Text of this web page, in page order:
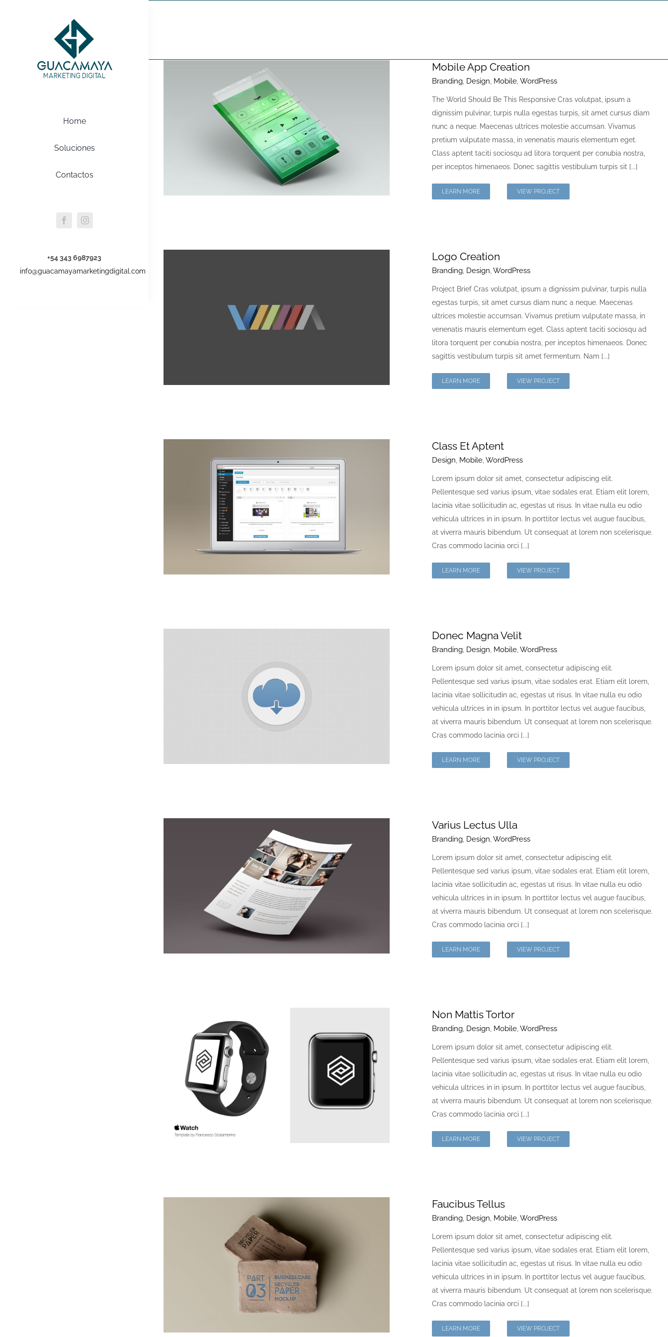
Home
Soluciones
Contactos
+54 343 6987923
info@guacamayamarketingdigital.com
Mobile App Creation
Branding, Design, Mobile,WordPress
The World Should Be This Responsive Cras volutpat, ipsum a
dignissim pulvinar, turpis nulla egestas turpis, sit amet cursus diam
nunc a neque. Maecenas ultrices molestie accumsan. Vivamus
pretium vulputate massa, in venenatis mauris elementum eget.
Class aptent taciti sociosqu ad litora torquent per conubia nostra,
per inceptos himenaeos. Donec sagittis vestibulum turpis sit [...]
LEARN MORE VIEW PROJECT
Logo Creation
Branding, Design,WordPress
Project Brief Cras volutpat, ipsum a dignissim pulvinar, turpis nulla
egestas turpis, sit amet cursus diam nunc a neque. Maecenas
ultrices molestie accumsan. Vivamus pretium vulputate massa, in
venenatis mauris elementum eget. Class aptent taciti sociosqu ad
litora torquent per conubia nostra, per inceptos himenaeos. Donec
sagittis vestibulum turpis sit amet fermentum. Nam [...]
LEARN MORE VIEW PROJECT
Class Et Aptent
Design, Mobile,WordPress
Lorem ipsum dolor sit amet, consectetur adipiscing elit.
Pellentesque sed varius ipsum, vitae sodales erat. Etiam elit lorem,
lacinia vitae sollicitudin ac, egestas ut risus. In vitae nulla eu odio
vehicula ultrices in in ipsum. In porttitor lectus vel augue faucibus,
at viverra mauris bibendum. Ut consequat at lorem non scelerisque.
Cras commodo lacinia orci [...]
LEARN MORE VIEW PROJECT
Donec Magna Velit
Branding, Design, Mobile,WordPress
Lorem ipsum dolor sit amet, consectetur adipiscing elit.
Pellentesque sed varius ipsum, vitae sodales erat. Etiam elit lorem,
lacinia vitae sollicitudin ac, egestas ut risus. In vitae nulla eu odio
vehicula ultrices in in ipsum. In porttitor lectus vel augue faucibus,
at viverra mauris bibendum. Ut consequat at lorem non scelerisque.
Cras commodo lacinia orci [...]
LEARN MORE VIEW PROJECT
Varius Lectus Ulla
Branding, Design,WordPress
Lorem ipsum dolor sit amet, consectetur adipiscing elit.
Pellentesque sed varius ipsum, vitae sodales erat. Etiam elit lorem,
lacinia vitae sollicitudin ac, egestas ut risus. In vitae nulla eu odio
vehicula ultrices in in ipsum. In porttitor lectus vel augue faucibus,
at viverra mauris bibendum. Ut consequat at lorem non scelerisque.
Cras commodo lacinia orci [...]
LEARN MORE VIEW PROJECT
Non Mattis Tortor
Branding, Design, Mobile,WordPress
Lorem ipsum dolor sit amet, consectetur adipiscing elit.
Pellentesque sed varius ipsum, vitae sodales erat. Etiam elit lorem,
lacinia vitae sollicitudin ac, egestas ut risus. In vitae nulla eu odio
vehicula ultrices in in ipsum. In porttitor lectus vel augue faucibus,
at viverra mauris bibendum. Ut consequat at lorem non scelerisque.
Cras commodo lacinia orci [...]
LEARN MORE VIEW PROJECT
Faucibus Tellus
Branding, Design, Mobile,WordPress
Lorem ipsum dolor sit amet, consectetur adipiscing elit.
Pellentesque sed varius ipsum, vitae sodales erat. Etiam elit lorem,
lacinia vitae sollicitudin ac, egestas ut risus. In vitae nulla eu odio
vehicula ultrices in in ipsum. In porttitor lectus vel augue faucibus,
at viverra mauris bibendum. Ut consequat at lorem non scelerisque.
Cras commodo lacinia orci [...]
LEARN MORE VIEW PROJECT